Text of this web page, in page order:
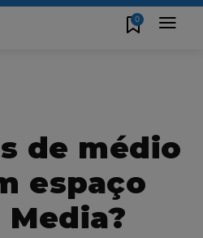
0
de médio
espaço